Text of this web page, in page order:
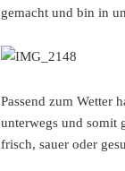
gemacht und bin in
Passend zum Wetter
unterwegs und somit
frisch, sauer oder